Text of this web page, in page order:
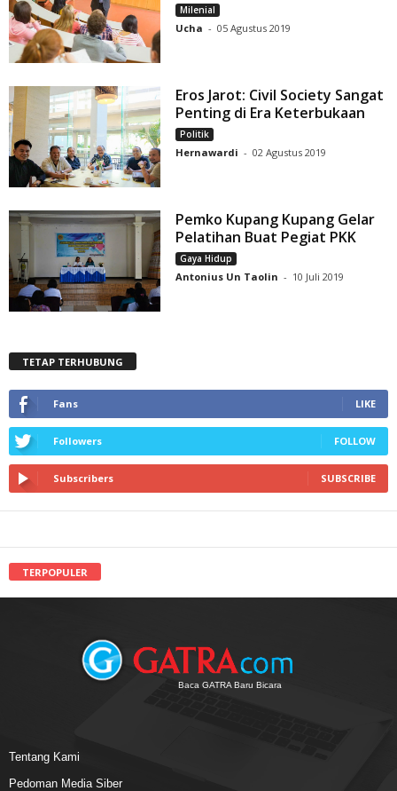
Milenial
Ucha - 05 Agustus 2019
Eros Jarot: Civil Society Sangat
Penting di Era Keterbukaan
Politik
Hernawardi - 02 Agustus 2019
Pemko Kupang Kupang Gelar
Pelatihan Buat Pegiat PKK
Gaya Hidup
Antonius Un Taolin - 10 Juli 2019
TETAP TERHUBUNG
Fans LIKE
Followers FOLLOW
Subscribers SUBSCRIBE
TERPOPULER
Baca GATRA Baru Bicara
Tentang Kami
Pedoman Media Siber